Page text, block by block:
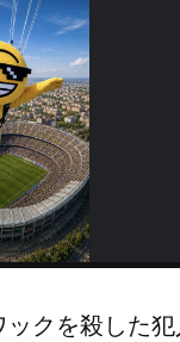
クを殺した